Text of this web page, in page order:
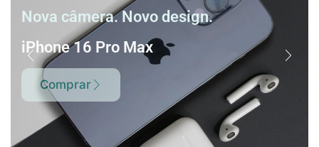
Nova câmera. Novo design.
iPhone 16 Pro Max
Comprar